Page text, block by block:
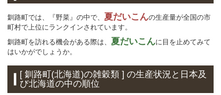
釧路町では、『野菜』の中で、 夏だいこんの生産量が全国の市
町村で上位にランクインされています。
釧路町を訪れる機会がある際は、 夏だいこんに目を止めてみて
はいかがでしょうか。
[ 釧路町(北海道)の雑穀類 ] の生産状況と日本及
び北海道の中の順位